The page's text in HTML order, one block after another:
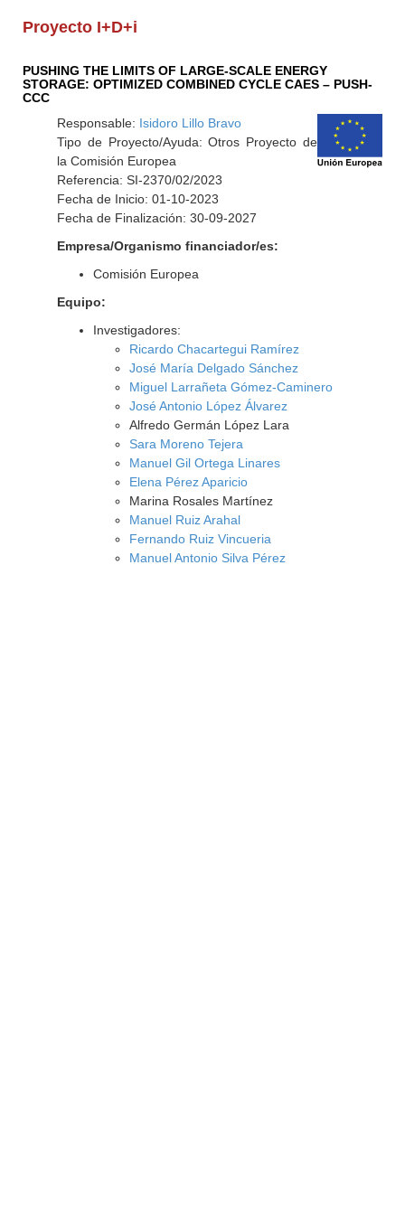
Proyecto I+D+i
PUSHING THE LIMITS OF LARGE-SCALE ENERGY
STORAGE: OPTIMIZED COMBINED CYCLE CAES – PUSH-
CCC
Responsable: Isidoro Lillo Bravo
Tipo de Proyecto/Ayuda: Otros Proyecto de
la Comisión Europea
Referencia: SI-2370/02/2023
Fecha de Inicio: 01-10-2023
Fecha de Finalización: 30-09-2027
Empresa/Organismo financiador/es:
Comisión Europea
Equipo:
Investigadores:
Ricardo Chacartegui Ramírez
José María Delgado Sánchez
Miguel Larrañeta Gómez-Caminero
José Antonio López Álvarez
Alfredo Germán López Lara
Sara Moreno Tejera
Manuel Gil Ortega Linares
Elena Pérez Aparicio
Marina Rosales Martínez
Manuel Ruiz Arahal
Fernando Ruiz Vincueria
Manuel Antonio Silva Pérez